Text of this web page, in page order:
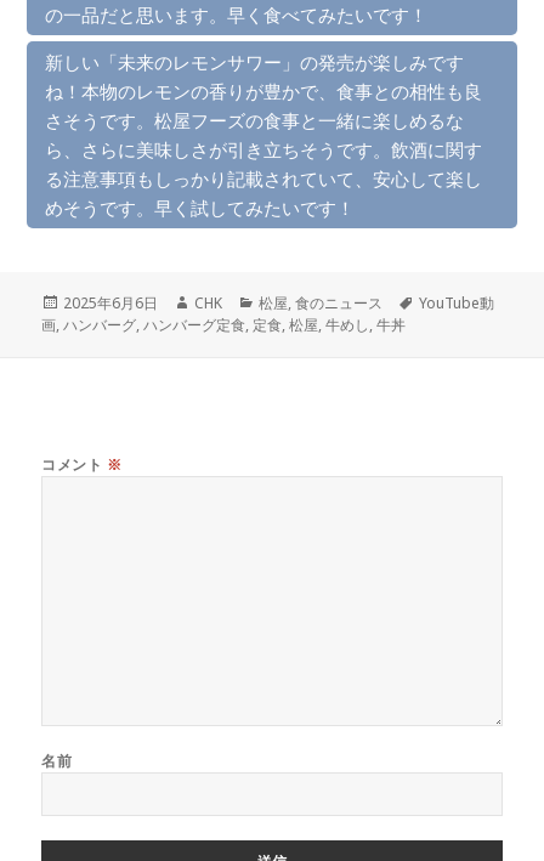
の一品だと思います。早く食べてみたいです！
新しい「未来のレモンサワー」の発売が楽しみです
ね！本物のレモンの香りが豊かで、食事との相性も良
さそうです。松屋フーズの食事と一緒に楽しめるな
ら、さらに美味しさが引き立ちそうです。飲酒に関す
る注意事項もしっかり記載されていて、安心して楽し
めそうです。早く試してみたいです！
投
稿
2025年6月6日
作
成
CHK
カ
テ
松屋,食のニュース
タ
YouTube動
画,ハンバーグ,ハンバーグ定食, 定食,松屋,牛めし,牛丼
コメント ※
名前